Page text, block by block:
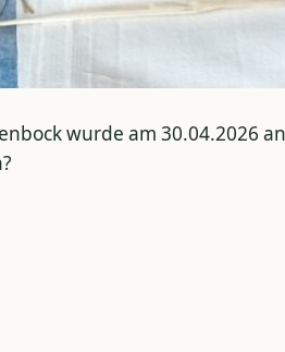
wurde am 30.04.2026